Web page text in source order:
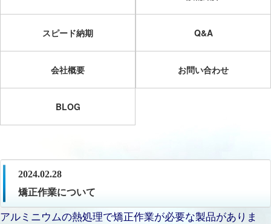
スピード納期 Q&A
会社概要 お問い合わせ
BLOG
2024.02.28
矯正作業について
アルミニウムの熱処理で矯正作業が必要な製品がありま